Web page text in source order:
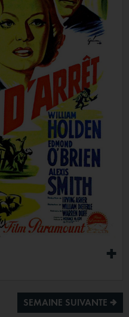
+
SEMAINE SUIVANTE ª